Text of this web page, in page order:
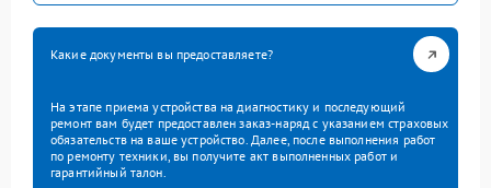
Какие документы вы предоставляете?
На этапе приема устройства на диагностику и последующий
ремонт вам будет предоставлен заказ-наряд с указанием страховых
обязательств на ваше устройство. Далее, после выполнения работ
по ремонту техники, вы получите акт выполненных работ и
гарантийный талон.